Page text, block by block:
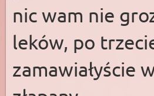
nic wam nie
leków, po
zamawiałyście